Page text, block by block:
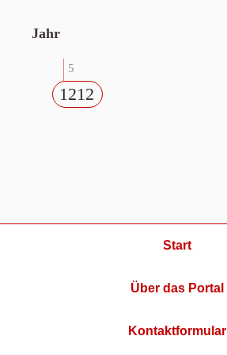
Jahr
5
1212
Start
Über das Portal
Kontaktformular